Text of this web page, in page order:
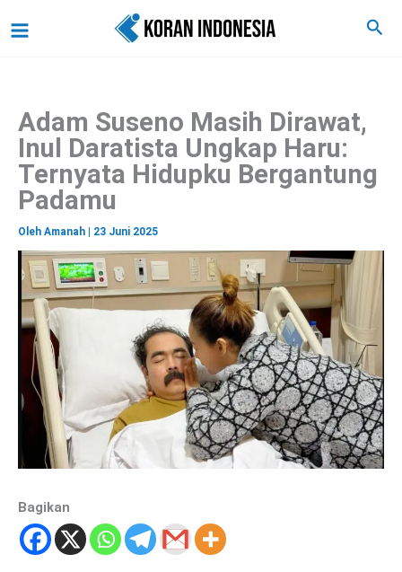
ke
Cari
Adam Suseno Masih Dirawat,
Inul Daratista Ungkap Haru:
Ternyata Hidupku Bergantung
Padamu
Oleh Amanah 23 Juni 2025
Bagikan
a